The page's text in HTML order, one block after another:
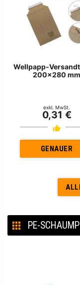
Wellpapp-
200x280 mm
exkl. MwSt.
0,31 €
GENAUER
PE-